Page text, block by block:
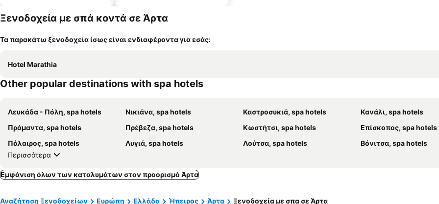
Ξενοδοχεία με σπά κοντά σε Άρτα
Τα παρακάτω ξενοδοχεία ίσως είναι ενδιαφέροντα για εσάς:
Hotel Marathia
Other popular destinations with spa hotels
Λευκάδα - Πόλη, spa hotels Νικιάνα, spa hotels Καστροσυκιά, spa hotels
Κανάλι, spa hotels
Πράμαντα, spa hotels
Πρέβεζα, spa hotels Κωστήτσι, spa hotels
Επίσκοπος, spa hotels
Πάλαιρος, spa hotels
Λυγιά, spa hotels Λούτσα, spa hotels
Βόνιτσα, spa hotels
Περισσότερα
Εμφάνιση όλων των καταλυμάτων στον προορισμό Άρτα
Αναζήτηση Ξενοδοχείων Ευρώπη Ελλάδα Ήπειρος Άρτα Ξενοδοχεία με σπα σε Άρτα